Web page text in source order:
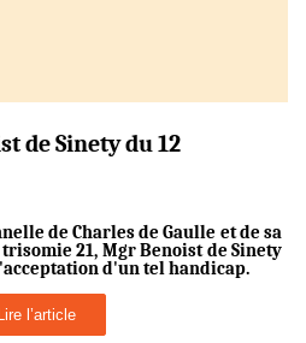
de Sinety du 12
de Charles de Gaulle et de sa
21, Mgr Benoist de Sinety
d'un tel handicap.
Lire l’article